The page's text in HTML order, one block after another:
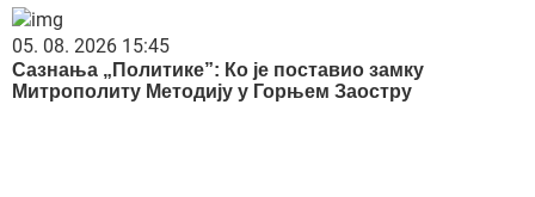
05. 08. 2026 15:45
Сазнања „Политике”: Ко је поставио замку
Митрополиту Методију у Горњем Заостру